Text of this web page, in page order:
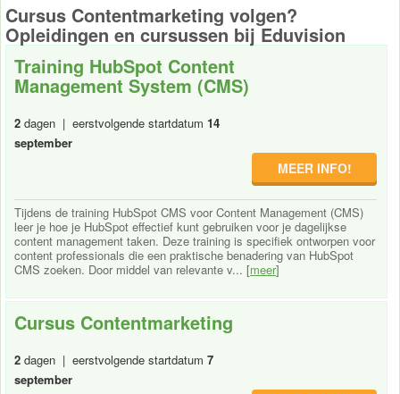
Cursus Contentmarketing volgen?
Opleidingen en cursussen bij Eduvision
Training HubSpot Content
Management System (CMS)
2 dagen | eerstvolgende startdatum 14
september
MEER INFO!
Tijdens de training HubSpot CMS voor Content Management (CMS)
leer je hoe je HubSpot effectief kunt gebruiken voor je dagelijkse
content management taken. Deze training is specifiek ontworpen voor
content professionals die een praktische benadering van HubSpot
CMS zoeken. Door middel van relevante v... [meer]
Cursus Contentmarketing
2 dagen | eerstvolgende startdatum 7
september